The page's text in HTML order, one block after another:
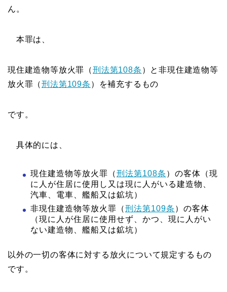
ん。
本罪は、
現住建造物等放火罪（刑法第108条 ）と非現住建造物等
放火罪（刑法第109条 ）を補充するもの
です。
具体的には、
現住建造物等放火罪（刑法第108条 ）の客体（現
に人が住居に使用し又は現に人がいる建造物、
汽車、電車、艦船又は鉱坑）
非現住建造物等放火罪（刑法第109条 ）の客体
（現に人が住居に使用せず、かつ、現に人がい
ない建造物、艦船又は鉱坑）
以外の一切の客体に対する放火について規定するもの
です。